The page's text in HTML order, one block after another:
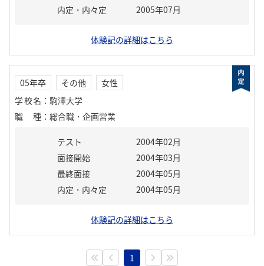
内定・内々定
2005年07月
体験記の詳細はこちら
05年卒 その他
女性
学校名 ： 駒澤大学
職種 ： 総合職・企画営業
テスト
2004年02月
面接開始
2004年03月
最終面接
2004年05月
内定・内々定
2004年05月
体験記の詳細はこちら
1